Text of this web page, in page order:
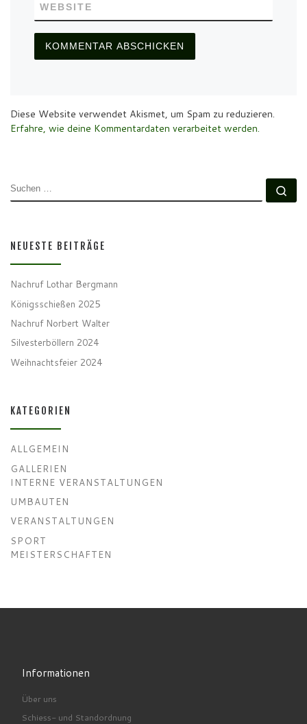
WEBSITE
Diese Website verwendet Akismet, um Spam zu reduzieren.
Erfahre, wie deine Kommentardaten verarbeitet werden.
SUCHE
NEUESTE BEITRÄGE
Nachruf Lothar Bergmann
Königsschießen 2025
Nachruf Norbert Walter
Silvesterböllern 2024
Weihnachtsfeier 2024
KATEGORIEN
ALLGEMEIN
GALLERIEN
INTERNE VERANSTALTUNGEN
UMBAUTEN
VERANSTALTUNGEN
SPORT
MEISTERSCHAFTEN
Informationen
Über uns
Schiess- und Standordnung